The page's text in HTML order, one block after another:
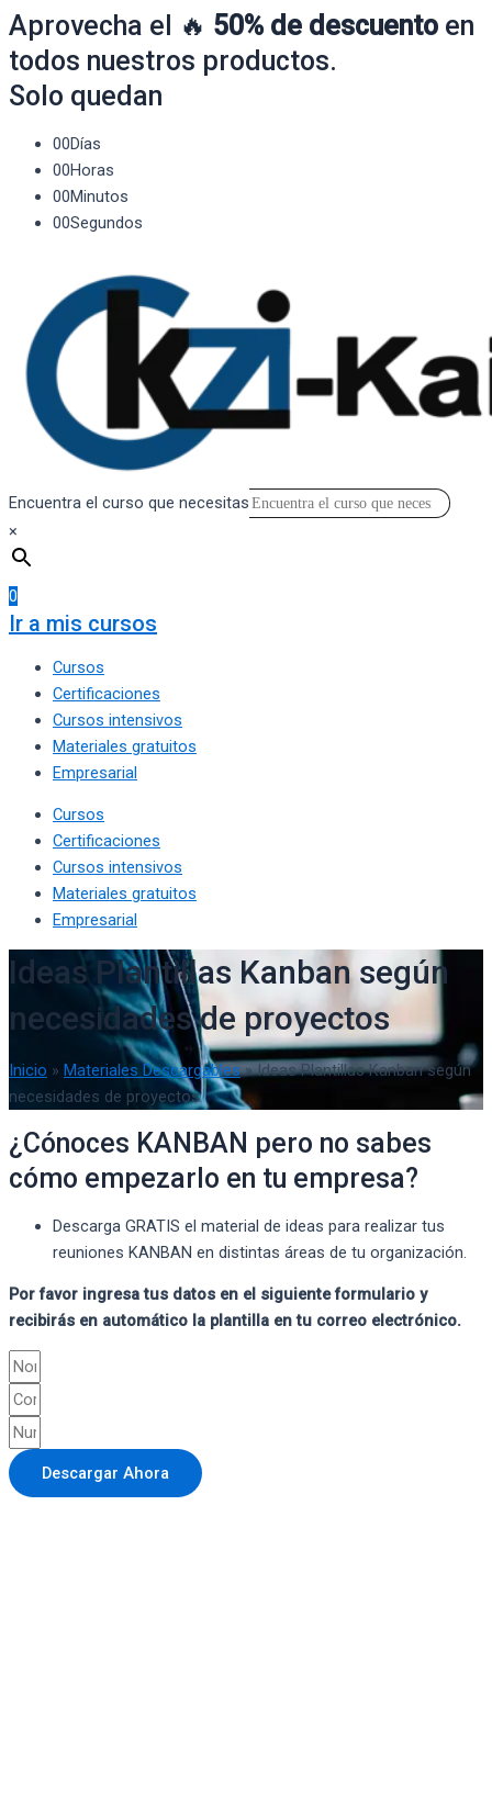
Aprovecha el 🔥 50% de descuento en
todos nuestros productos.
Solo quedan
00Días
00Horas
00Minutos
00Segundos
Encuentra el curso que necesitas
×
0
Ir a mis cursos
Cursos
Certificaciones
Cursos intensivos
Materiales gratuitos
Empresarial
Cursos
Certificaciones
Cursos intensivos
Materiales gratuitos
Empresarial
Ideas Plantillas Kanban según
necesidades de proyectos
Inicio » Materiales Descargables»Ideas Plantillas Kanban según
necesidades de proyectos
¿Cónoces KANBAN pero no sabes
cómo empezarlo en tu empresa?
Descarga GRATIS el material de ideas para realizar tus
reuniones KANBAN en distintas áreas de tu organización.
Por favor ingresa tus datos en el siguiente formulario y
recibirás en automático la plantilla en tu correo electrónico.
Descargar Ahora